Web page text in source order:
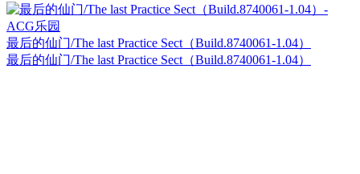
最后的仙门/The last Practice Sect（Build.8740061-1.04）
最后的仙门/The last Practice Sect（Build.8740061-1.04）